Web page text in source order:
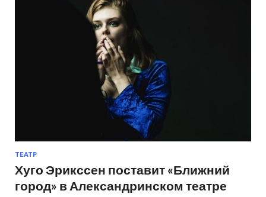
ТЕАТР
Хуго Эрикссен поставит «Ближний
город» в Александринском театре